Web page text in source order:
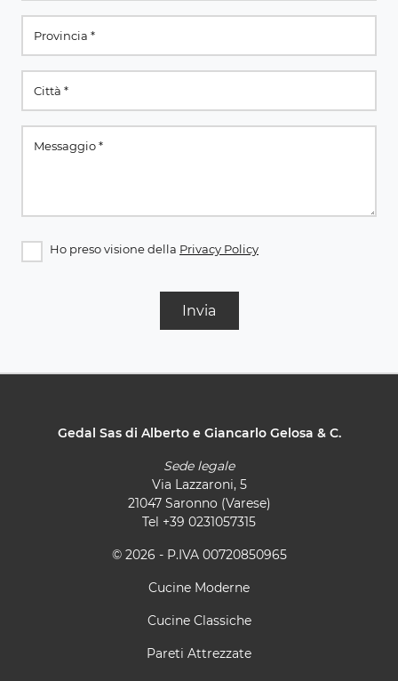
Ho preso visione della Privacy Policy
Invia
Gedal Sas di Alberto e Giancarlo Gelosa & C.
Sede legale
Via Lazzaroni, 5
21047 Saronno (Varese)
Tel +39 0231057315
© 2026 - P.IVA 00720850965
Cucine Moderne
Cucine Classiche
Pareti Attrezzate